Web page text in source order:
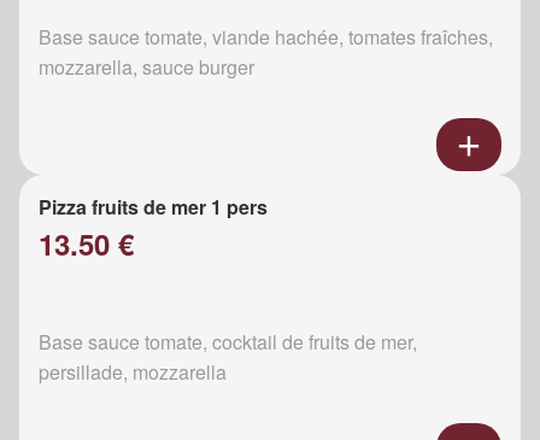
Base sauce tomate, viande hachée, tomates fraîches,
mozzarella, sauce burger
Pizza fruits de mer 1 pers
13.50 €
Base sauce tomate, cocktail de fruits de mer,
persillade, mozzarella